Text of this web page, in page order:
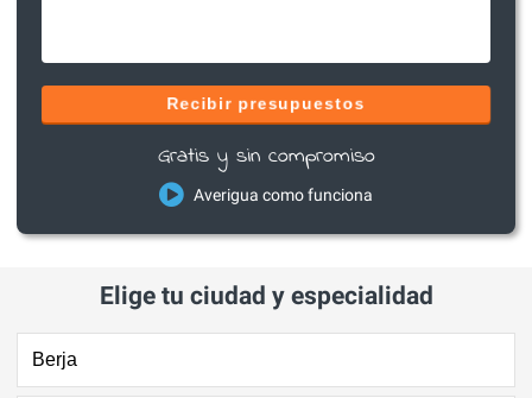
Recibir presupuestos
Gratis y sin compromiso
Averigua como funciona
Elige tu ciudad y especialidad